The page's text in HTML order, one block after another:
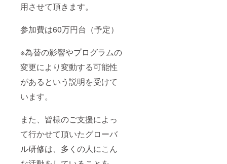
用させて頂きます。
参加費は60万円台（予定）
※為替の影響やプログラムの
変更により変動する可能性
があるという説明を受けて
います。
また、皆様のご支援によっ
て行かせて頂いたグローバ
ル研修は、多くの人にこん